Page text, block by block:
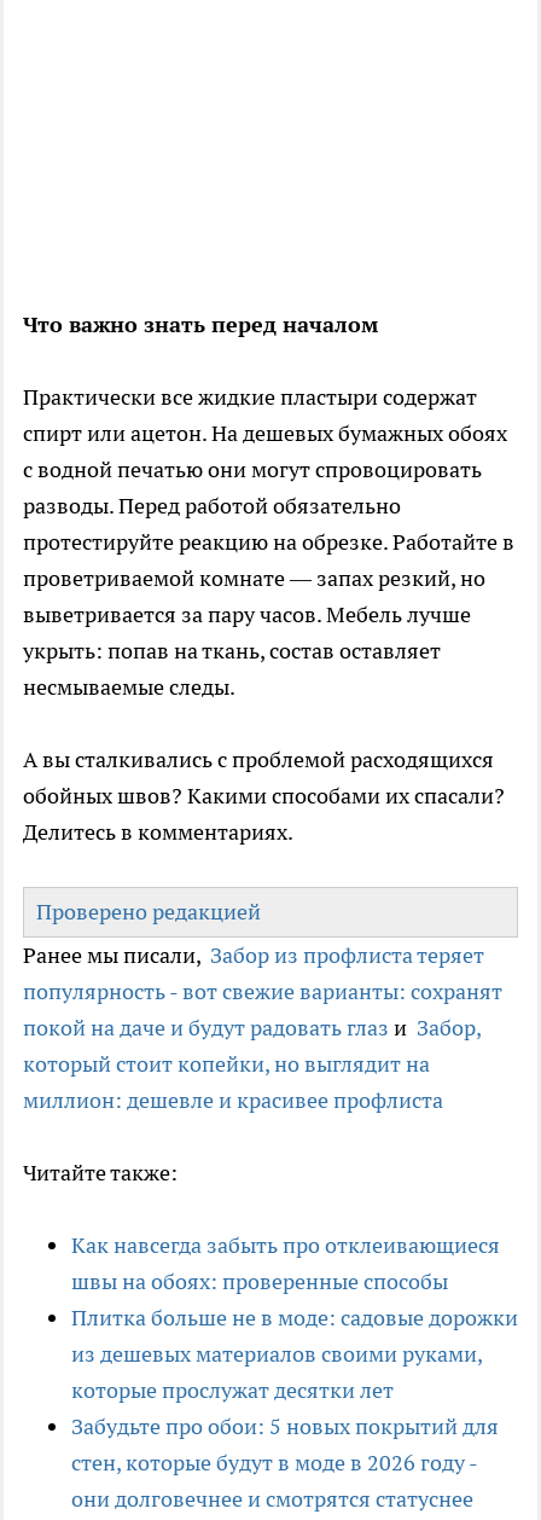
Что важно знать перед началом
Практически все жидкие пластыри содержат
спирт или ацетон. На дешевых бумажных обоях
с водной печатью они могут спровоцировать
разводы. Перед работой обязательно
протестируйте реакцию на обрезке. Работайте в
проветриваемой комнате — запах резкий, но
выветривается за пару часов. Мебель лучше
укрыть: попав на ткань, состав оставляет
несмываемые следы.
А вы сталкивались с проблемой расходящихся
обойных швов? Какими способами их спасали?
Делитесь в комментариях.
Проверено редакцией
Ранее мы писали, Забор из профлиста теряет
популярность - вот свежие варианты: сохранят
покой на даче и будут радовать глаз и Забор,
который стоит копейки, но выглядит на
миллион: дешевле и красивее профлиста
Читайте также:
Как навсегда забыть про отклеивающиеся
швы на обоях: проверенные способы
Плитка больше не в моде: садовые дорожки
из дешевых материалов своими руками,
которые прослужат десятки лет
Забудьте про обои: 5 новых покрытий для
стен, которые будут в моде в 2026 году -
они долговечнее и смотрятся статуснее